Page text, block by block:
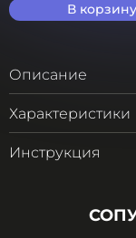
В корзину
Описание
Характеристики
Инструкция